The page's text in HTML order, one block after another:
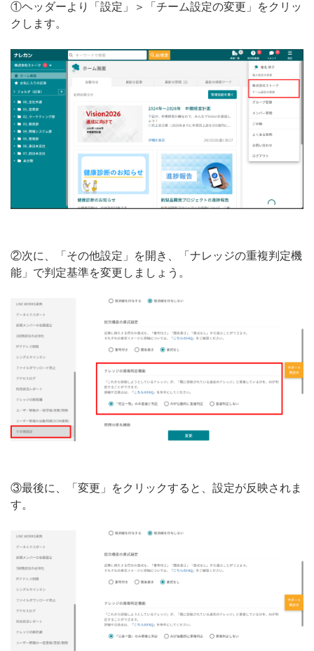
①ヘッダーより「設定」＞「チーム設定の変更」をクリッ
クします。
②次に、「その他設定」を開き、「ナレッジの重複判定機
能」で判定基準を変更しましょう。
③最後に、「変更」をクリックすると、設定が反映されま
す。